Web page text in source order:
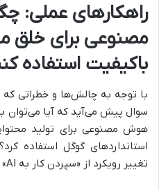
راهکارهای عملی:
مصنوعی برای خلق
باکیفیت استفاده
با توجه به چالش‌ها و خطراتی
سوال پیش می‌آید که آیا می‌توان
هوش مصنوعی برای تولید
استانداردهای گوگل استفاده
تغییر رویکرد از «سپردن کار به AI» به «همکاری با AI» است.